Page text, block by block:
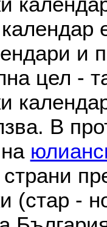
и
цел -
В
(стар -